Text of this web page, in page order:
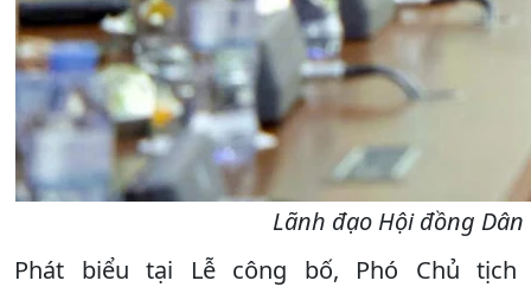
Lãnh đạo Hội đồng
Phát biểu tại Lễ công bố, Phó Chủ tịch